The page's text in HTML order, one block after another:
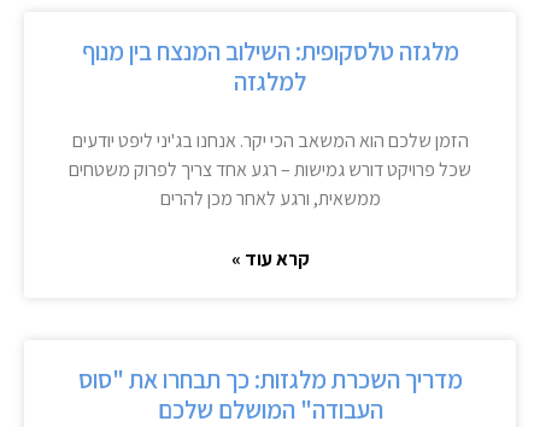
מלגזה טלסקופית: השילוב המנצח בין מנוף
למלגזה
הזמן שלכם הוא המשאב הכי יקר. אנחנו בג'יני ליפט יודעים
שכל פרויקט דורש גמישות – רגע אחד צריך לפרוק משטחים
ממשאית, ורגע לאחר מכן להרים
קרא עוד »
מדריך השכרת מלגזות: כך תבחרו את "סוס
העבודה" המושלם שלכם